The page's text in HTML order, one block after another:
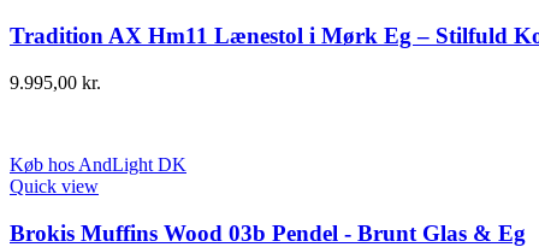
Tradition AX Hm11 Lænestol i Mørk Eg – Stilfuld
9.995,00 kr.
Køb hos AndLight DK
Quick view
Brokis Muffins Wood 03b Pendel - Brunt Glas & Eg